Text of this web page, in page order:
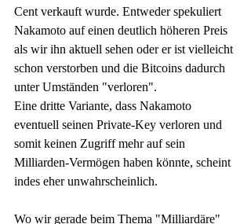
Cent verkauft wurde. Entweder spekuliert
Nakamoto auf einen deutlich höheren Preis
als wir ihn aktuell sehen oder er ist vielleicht
schon verstorben und die Bitcoins dadurch
unter Umständen "verloren".
Eine dritte Variante, dass Nakamoto
eventuell seinen Private-Key verloren und
somit keinen Zugriff mehr auf sein
Milliarden-Vermögen haben könnte, scheint
indes eher unwahrscheinlich.
Wo wir gerade beim Thema "Milliardäre"